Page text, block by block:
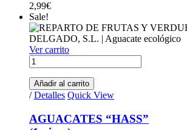
2,99€
Sale!
Ver carrito
AGUACATES "HASS"(1 pieza) quantity
Añadir al carrito
/ Detalles Quick View
AGUACATES “HASS”